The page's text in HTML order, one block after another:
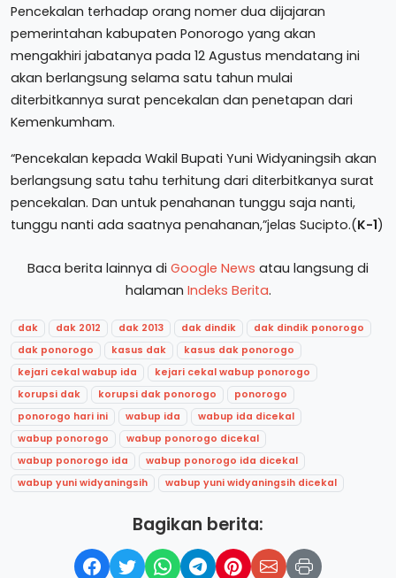
Pencekalan terhadap orang nomer dua dijajaran
pemerintahan kabupaten Ponorogo yang akan
mengakhiri jabatanya pada 12 Agustus mendatang ini
akan berlangsung selama satu tahun mulai
diterbitkannya surat pencekalan dan penetapan dari
Kemenkumham.
“Pencekalan kepada Wakil Bupati Yuni Widyaningsih akan
berlangsung satu tahu terhitung dari diterbitkanya surat
pencekalan. Dan untuk penahanan tunggu saja nanti,
tunggu nanti ada saatnya penahanan,”jelas Sucipto.(K-1)
Baca berita lainnya di Google News atau langsung di
halaman Indeks Berita.
dak dak 2012 dak 2013 dak dindik
dak dindik ponorogo
dak ponorogo
kasus dak
kasus dak ponorogo
kejari cekal wabup ida
kejari cekal wabup ponorogo
korupsi dak
korupsi dak ponorogo
ponorogo
ponorogo hari ini
wabup ida
wabup ida dicekal
wabup ponorogo
wabup ponorogo dicekal
wabup ponorogo ida
wabup ponorogo ida dicekal
wabup yuni widyaningsih
wabup yuni widyaningsih dicekal
Bagikan berita: